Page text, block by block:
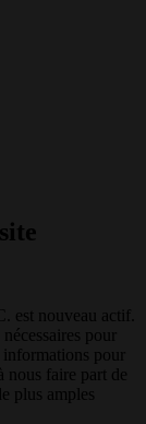
est nouveau actif.
pour
pour
nous faire part de
plus amples